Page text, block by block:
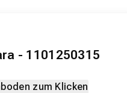
- 1101250315
zum Klicken